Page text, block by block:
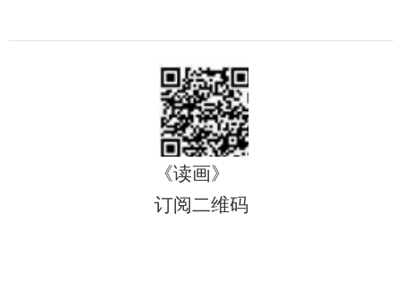
《读画》
订阅二维码